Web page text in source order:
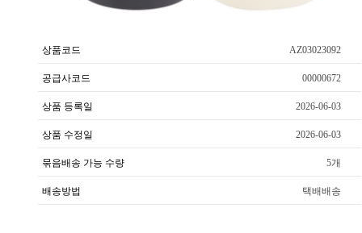
상품코드 AZ03023092
공급사코드 00000672
상품 등록일 2026-06-03
상품 수정일 2026-06-03
묶음배송 가능 수량 5개
배송방법 택배배송